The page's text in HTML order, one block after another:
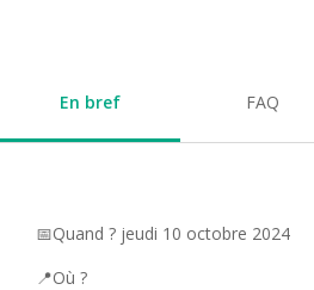
En bref FAQ
📅Quand ? jeudi 10 octobre 2024
📍Où ?